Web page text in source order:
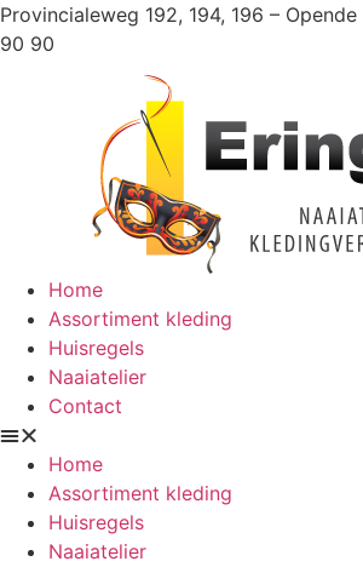
Ga
naar
Provincialeweg 192, 194, 196 –
90 90
Home
Assortiment kleding
Huisregels
Naaiatelier
Contact
Home
Assortiment kleding
Huisregels
Naaiatelier